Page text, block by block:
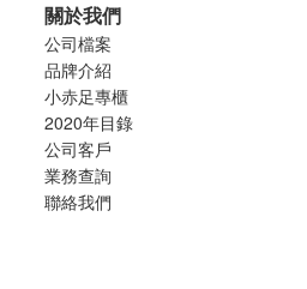
關於我們
公司檔案
品牌介紹
小赤足專櫃
2020年目錄
公司客戶
業務查詢
聯絡我們